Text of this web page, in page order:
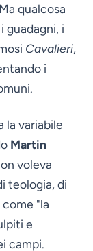
qualcosa
guadagni, i
Cavalieri,
i
la variabile
Martin
voleva
teologia, di
"la
e
campi.